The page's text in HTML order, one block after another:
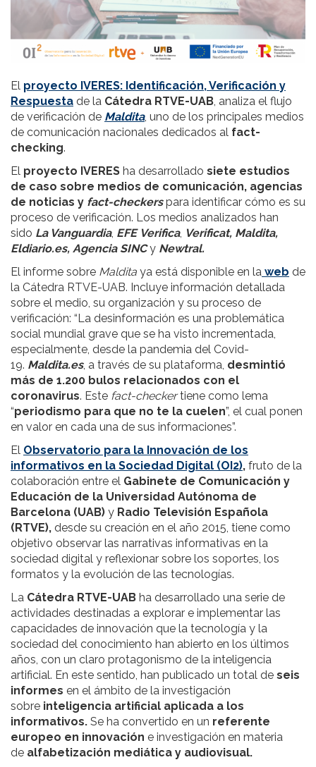
El proyecto IVERES: Identificación, Verificación y
Respuesta de la Cátedra RTVE-UAB, analiza el flujo
de verificación de Maldita, uno de los principales medios
de comunicación nacionales dedicados al fact-
checking.
El proyecto IVERES ha desarrollado siete estudios
de caso sobre medios de comunicación, agencias
de noticias y fact-checkerspara identificar cómo es su
proceso de verificación. Los medios analizados han
sido La Vanguardia, EFE Verifica, Verificat, Maldita,
Eldiario.es, Agencia SINCy Newtral.
El informe sobre Maldita ya está disponible en la web de
la Cátedra RTVE-UAB. Incluye información detallada
sobre el medio, su organización y su proceso de
verificación: “La desinformación es una problemática
social mundial grave que se ha visto incrementada,
especialmente, desde la pandemia del Covid-
19. Maldita.es, a través de su plataforma, desmintió
más de 1.200 bulos relacionados con el
coronavirus. Este fact-checkertiene como lema
“periodismo para que no te la cuelen”, el cual ponen
en valor en cada una de sus informaciones”.
El Observatorio para la Innovación de los
informativos en la Sociedad Digital (OI2), fruto de la
colaboración entre el Gabinete de Comunicación y
Educación de la Universidad Autónoma de
Barcelona (UAB) y Radio Televisión Española
(RTVE), desde su creación en el año 2015, tiene como
objetivo observar las narrativas informativas en la
sociedad digital y reflexionar sobre los soportes, los
formatos y la evolución de las tecnologías.
La Cátedra RTVE-UAB ha desarrollado una serie de
actividades destinadas a explorar e implementar las
capacidades de innovación que la tecnología y la
sociedad del conocimiento han abierto en los últimos
años, con un claro protagonismo de la inteligencia
artificial. En este sentido, han publicado un total de seis
informes en el ámbito de la investigación
sobre inteligencia artificial aplicada a los
informativos. Se ha convertido en un referente
europeo en innovación e investigación en materia
de alfabetización mediática y audiovisual.